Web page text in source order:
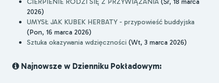
2026)
UMYSŁ JAK KUBEK HERBATY - przypowieść buddyjska
(Pon, 16 marca 2026)
Sztuka okazywania wdzięczności (Wt, 3 marca 2026)
Najnowsze w Dzienniku Pokładowym: